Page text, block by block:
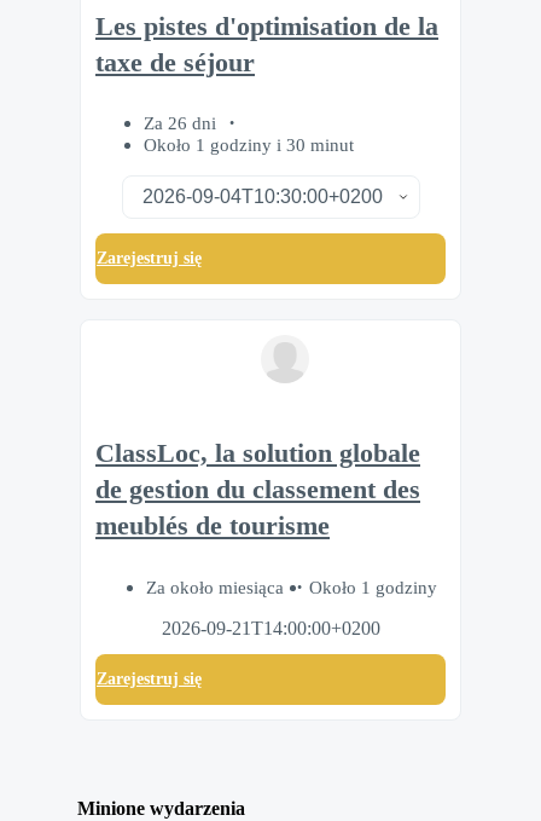
Les pistes d'optimisation de la
taxe de séjour
Za 26 dni
Około 1 godziny i 30 minut
Zarejestruj się
ClassLoc, la solution globale
de gestion du classement des
meublés de tourisme
Za około miesiąca
Około 1 godziny
2026-09-21T14:00:00+0200
Zarejestruj się
Minione wydarzenia